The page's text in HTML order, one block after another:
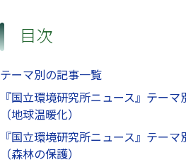
目次
テーマ別の記事一覧
『国立環境研究所ニュース』テー
（地球温暖化）
『国立環境研究所ニュース』テー
（森林の保護）